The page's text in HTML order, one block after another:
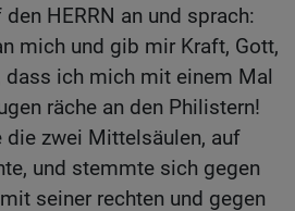
HERRN an und sprach:
mich und gib mir Kraft, Gott,
dass ich mich mit einem Mal
räche an den Philistern!
die zwei Mittelsäulen, auf
und stemmte sich gegen
seiner rechten und gegen